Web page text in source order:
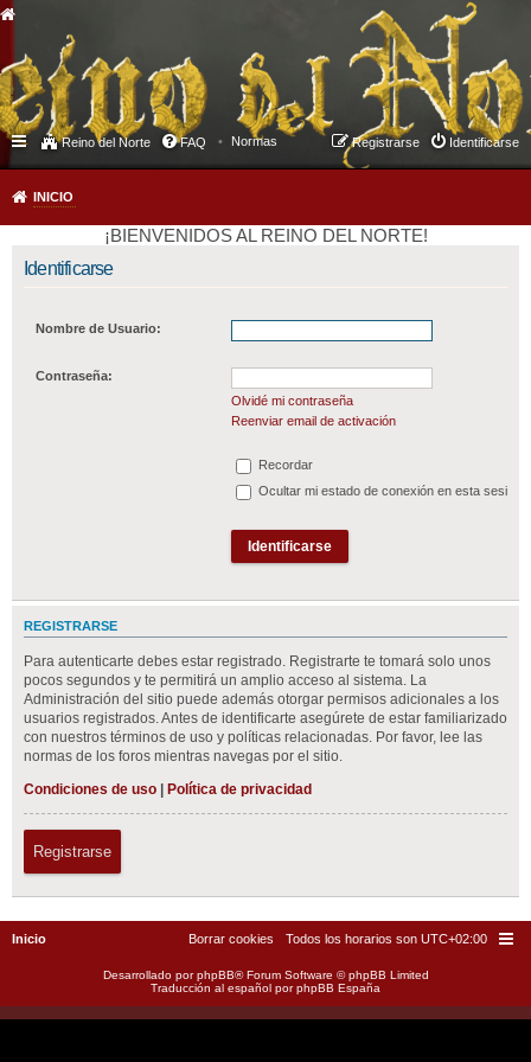
Reino del Norte FAQ Normas Identificarse
Registrarse
INICIO
¡BIENVENIDOS AL REINO DEL NORTE!
Identificarse
Nombre de Usuario:
Contraseña:
Olvidé mi contraseña
Reenviar email de activación
Recordar
Ocultar mi estado de conexión en esta sesión
REGISTRARSE
Para autenticarte debes estar registrado. Registrarte te tomará solo unos
pocos segundos y te permitirá un amplio acceso al sistema. La
Administración del sitio puede además otorgar permisos adicionales a los
usuarios registrados. Antes de identificarte asegúrete de estar familiarizado
con nuestros términos de uso y políticas relacionadas. Por favor, lee las
normas de los foros mientras navegas por el sitio.
Condiciones de uso
Política de privacidad
Registrarse
Inicio Todos los horarios son UTC+02:00
Borrar cookies
Desarrollado porphpBB® Forum Software © phpBB Limited
Traducción al español porphpBB España